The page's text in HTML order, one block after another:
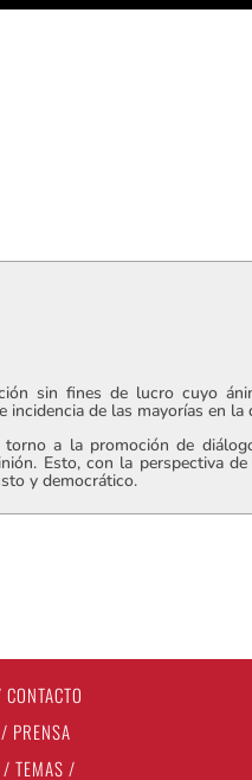
sin fines de lucro cuyo
incidencia de las mayorías en
a la promoción de
Esto, con la perspectiva
y democrático.
CONTACTO
/ PRENSA
/TEMAS /